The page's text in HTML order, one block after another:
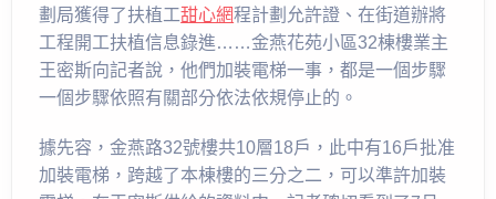
劃局獲得了扶植工甜心網程計劃允許證、在街道辦將
工程開工扶植信息錄進……金燕花苑小區32棟樓業主
王密斯向記者說，他們加裝電梯一事，都是一個步驟
一個步驟依照有關部分依法依規停止的。
據先容，金燕路32號樓共10層18戶，此中有16戶批准
加裝電梯，跨越了本棟樓的三分之二，可以準許加裝